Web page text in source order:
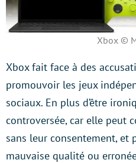
Xbox ©
Xbox fait face à des
promouvoir les jeux
sociaux. En plus d’être
controversée, car elle peut
sans leur consentement, et
mauvaise qualité ou